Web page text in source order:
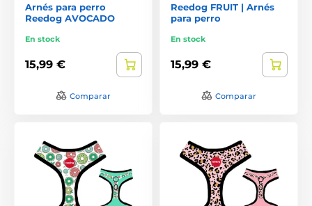
Arnés para perro
Reedog AVOCADO
En stock
15,99 €
Comparar
Reedog FRUIT | Arnés
para perro
En stock
15,99 €
Comparar